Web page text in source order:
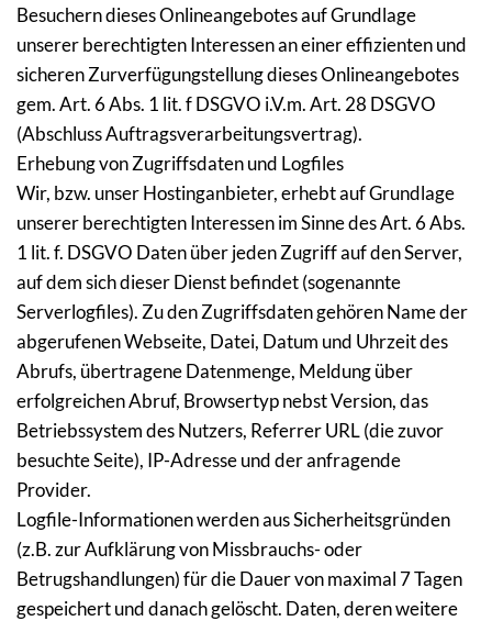
Besuchern dieses Onlineangebotes auf Grundlage
unserer berechtigten Interessen an einer effizienten und
sicheren Zurverfügungstellung dieses Onlineangebotes
gem. Art. 6 Abs. 1 lit. f DSGVO i.V.m. Art. 28 DSGVO
(Abschluss Auftragsverarbeitungsvertrag).
Erhebung von Zugriffsdaten und Logfiles
Wir, bzw. unser Hostinganbieter, erhebt auf Grundlage
unserer berechtigten Interessen im Sinne des Art. 6 Abs.
1 lit. f. DSGVO Daten über jeden Zugriff auf den Server,
auf dem sich dieser Dienst befindet (sogenannte
Serverlogfiles). Zu den Zugriffsdaten gehören Name der
abgerufenen Webseite, Datei, Datum und Uhrzeit des
Abrufs, übertragene Datenmenge, Meldung über
erfolgreichen Abruf, Browsertyp nebst Version, das
Betriebssystem des Nutzers, Referrer URL (die zuvor
besuchte Seite), IP-Adresse und der anfragende
Provider.
Logfile-Informationen werden aus Sicherheitsgründen
(z.B. zur Aufklärung von Missbrauchs- oder
Betrugshandlungen) für die Dauer von maximal 7 Tagen
gespeichert und danach gelöscht. Daten, deren weitere